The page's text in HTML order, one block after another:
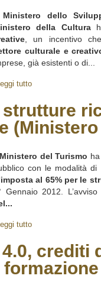
Ministero dello
della Cultura
, un incentivo
culturale e
già esistenti o di...
tutto
strutture
Ministero del Turismo
con le modalità
al 65% per le
Gennaio 2012.
tutto
crediti